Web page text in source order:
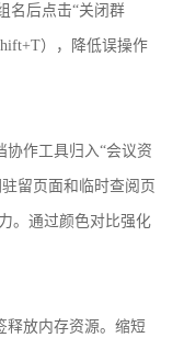
名后点击“关闭群
），降低误操作
作工具归入“会议资
留页面和临时查阅页
。通过颜色对比强化
释放内存资源。缩短